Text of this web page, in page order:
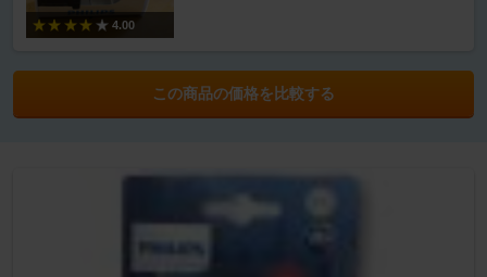
4.00
この商品の価格を比較する